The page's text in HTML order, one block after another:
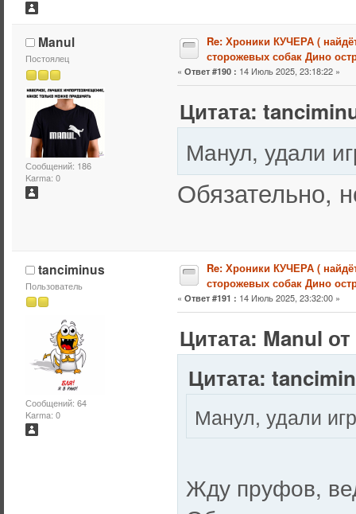
Manul
Постоялец
Сообщений: 186
Karma: 0
Re: Хроники КУЧЕРА (
сторожевых собак Дино
« Ответ #190 : 14 Июль 2025, 23:18:22 »
Цитата:
Манул, удали
Обязательно,
tanciminus
Пользователь
Сообщений: 64
Karma: 0
Re: Хроники КУЧЕРА (
сторожевых собак Дино
« Ответ #191 : 14 Июль 2025, 23:32:00 »
Цитата: Manul
Цитата:
Манул, удали
Жду пруфов,